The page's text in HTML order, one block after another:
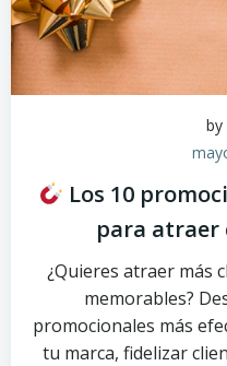
by
Los 10
para atraer
¿Quieres atraer más
memorables?
promocionales más
tu marca, fidelizar